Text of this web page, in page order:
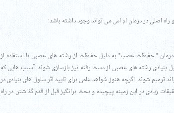
راه اصلی در درمان ام اس می تواند وجود داشته باشد:
” حفاظت عصب” به دلیل حفاظت از رشته های عصبی با استفاده از
بنیادی رشته های عصبی از دست رفته نیز بازسازی شوند. آسیب هایی که
ترمیم شوند. اگرچه هنوز شواهد علمی برای تایید اثر سلول های بنیادی در
زیادی در این زمینه پیچیده و بحث برانگیز قبل از قدم گذاشتن در راه